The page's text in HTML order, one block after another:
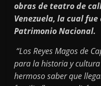
obras de teatro de
Venezuela, la cual
Patrimonio Nacional.
“Los Reyes Magos de
para la historia y
hermoso saber que